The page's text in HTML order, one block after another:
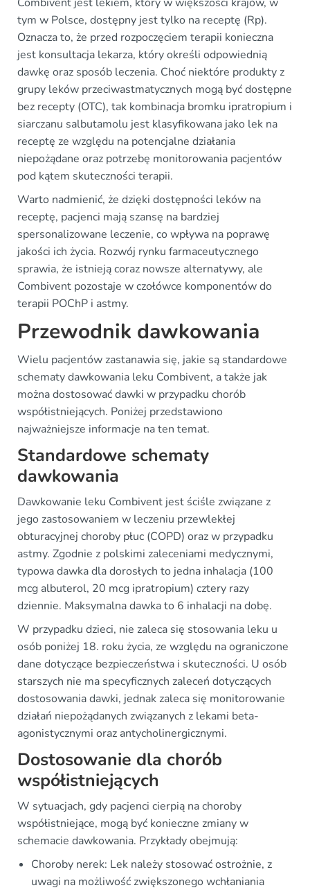
tym w Polsce, dostępny jest tylko na receptę (Rp).
Oznacza to, że przed rozpoczęciem terapii konieczna
jest konsultacja lekarza, który określi odpowiednią
dawkę oraz sposób leczenia. Choć niektóre produkty z
grupy leków przeciwastmatycznych mogą być dostępne
bez recepty (OTC), tak kombinacja bromku ipratropium i
siarczanu salbutamolu jest klasyfikowana jako lek na
receptę ze względu na potencjalne działania
niepożądane oraz potrzebę monitorowania pacjentów
pod kątem skuteczności terapii.
Warto nadmienić, że dzięki dostępności leków na
receptę, pacjenci mają szansę na bardziej
spersonalizowane leczenie, co wpływa na poprawę
jakości ich życia. Rozwój rynku farmaceutycznego
sprawia, że istnieją coraz nowsze alternatywy, ale
Combivent pozostaje w czołówce komponentów do
terapii POChP i astmy.
Przewodnik dawkowania
Wielu pacjentów zastanawia się, jakie są standardowe
schematy dawkowania leku Combivent, a także jak
można dostosować dawki w przypadku chorób
współistniejących. Poniżej przedstawiono
najważniejsze informacje na ten temat.
Standardowe schematy
dawkowania
Dawkowanie leku Combivent jest ściśle związane z
jego zastosowaniem w leczeniu przewlekłej
obturacyjnej choroby płuc (COPD) oraz w przypadku
astmy. Zgodnie z polskimi zaleceniami medycznymi,
typowa dawka dla dorosłych to jedna inhalacja (100
mcg albuterol, 20 mcg ipratropium) cztery razy
dziennie. Maksymalna dawka to 6 inhalacji na dobę.
W przypadku dzieci, nie zaleca się stosowania leku u
osób poniżej 18. roku życia, ze względu na ograniczone
dane dotyczące bezpieczeństwa i skuteczności. U osób
starszych nie ma specyficznych zaleceń dotyczących
dostosowania dawki, jednak zaleca się monitorowanie
działań niepożądanych związanych z lekami beta-
agonistycznymi oraz antycholinergicznymi.
Dostosowanie dla chorób
współistniejących
W sytuacjach, gdy pacjenci cierpią na choroby
współistniejące, mogą być konieczne zmiany w
schemacie dawkowania. Przykłady obejmują:
Choroby nerek: Lek należy stosować ostrożnie, z
uwagi na możliwość zwiększonego wchłaniania